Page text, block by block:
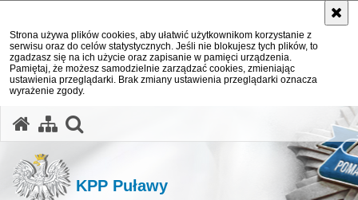
Strona używa plików cookies, aby ułatwić użytkownikom korzystanie z
serwisu oraz do celów statystycznych. Jeśli nie blokujesz tych plików, to
zgadzasz się na ich użycie oraz zapisanie w pamięci urządzenia.
Pamiętaj, że możesz samodzielnie zarządzać cookies, zmieniając
ustawienia przeglądarki. Brak zmiany ustawienia przeglądarki oznacza
wyrażenie zgody.
KPP Puławy